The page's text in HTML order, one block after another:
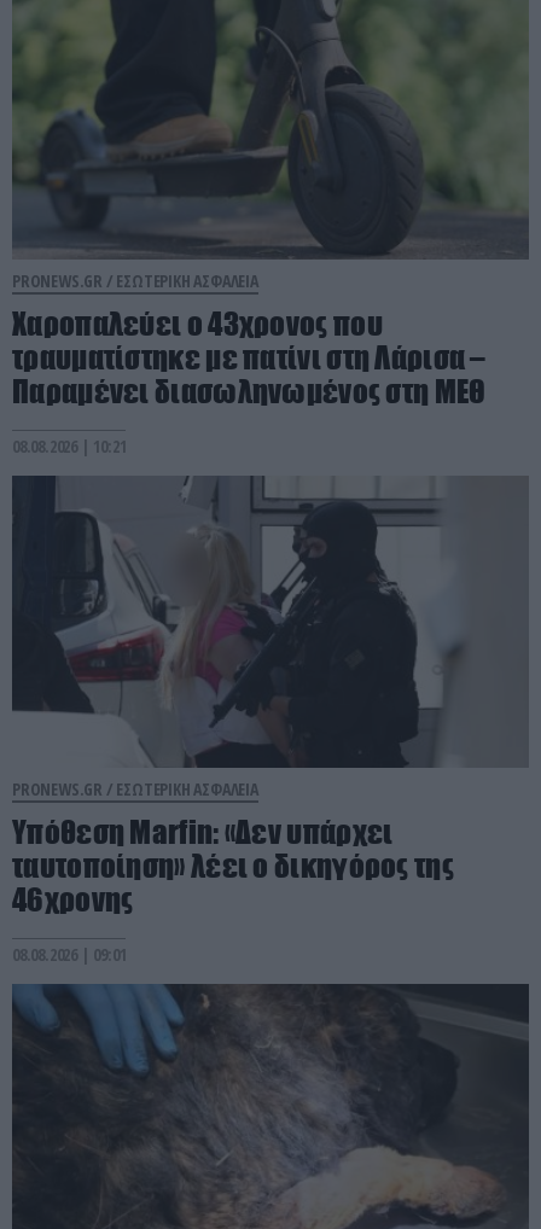
PRONEWS.GR / ΕΣΩΤΕΡΙΚΗ ΑΣΦΑΛΕΙΑ
Χαροπαλεύει ο 43χρονος που
τραυματίστηκε με πατίνι στη Λάρισα –
Παραμένει διασωληνωμένος στη ΜΕΘ
08.08.2026 | 10:21
PRONEWS.GR / ΕΣΩΤΕΡΙΚΗ ΑΣΦΑΛΕΙΑ
Υπόθεση Marfin: «Δεν υπάρχει
ταυτοποίηση» λέει ο δικηγόρος της
46χρονης
08.08.2026 | 09:01